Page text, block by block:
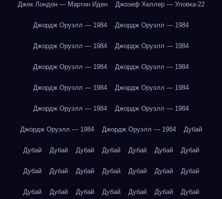
Джек Лондон — Мартин Иден Джозеф Хеллер — Уловка-22
Джордж Оруэлл — 1984 Джордж Оруэлл — 1984
Джордж Оруэлл — 1984 Джордж Оруэлл — 1984
Джордж Оруэлл — 1984 Джордж Оруэлл — 1984
Джордж Оруэлл — 1984 Джордж Оруэлл — 1984
Джордж Оруэлл — 1984 Джордж Оруэлл — 1984
Джордж Оруэлл — 1984 Джордж Оруэлл — 1984 Дубай
Дубай Дубай Дубай Дубай Дубай Дубай Дубай
Дубай Дубай Дубай Дубай Дубай Дубай Дубай
Дубай Дубай Дубай Дубай Дубай Дубай Дубай